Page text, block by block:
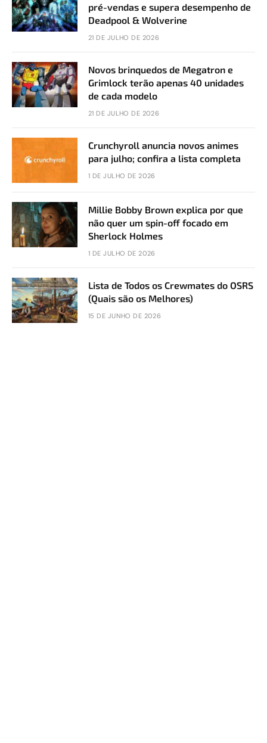
pré-vendas e supera desempenho de
Deadpool & Wolverine
21 DE JULHO DE 2026
Novos brinquedos de Megatron e
Grimlock terão apenas 40 unidades
de cada modelo
21 DE JULHO DE 2026
Crunchyroll anuncia novos animes
para julho; confira a lista completa
1 DE JULHO DE 2026
Millie Bobby Brown explica por que
não quer um spin-off focado em
Sherlock Holmes
1 DE JULHO DE 2026
Lista de Todos os Crewmates do OSRS
(Quais são os Melhores)
15 DE JUNHO DE 2026